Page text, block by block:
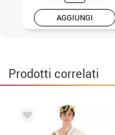
AGGIUNGI
Prodotti correlati